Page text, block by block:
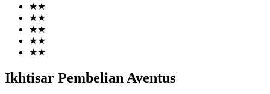
Kontrak berjangka menggunakan USDT sebagai jaminannya
★★
★★
★★
★★
★★
Ikhtisar Pembelian Aventus